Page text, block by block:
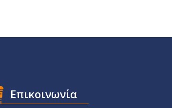
Επικοινωνία